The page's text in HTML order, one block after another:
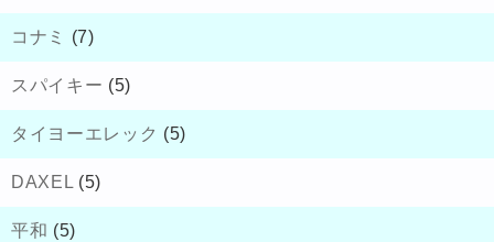
コナミ (7)
スパイキー (5)
タイヨーエレック (5)
DAXEL (5)
平和 (5)